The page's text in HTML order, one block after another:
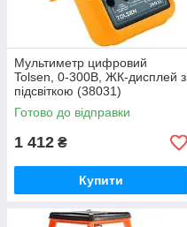
Мультиметр цифровий
Tolsen, 0-300В, ЖК-дисплей з
підсвіткою (38031)
Готово до відправки
1 412 ₴
Купити